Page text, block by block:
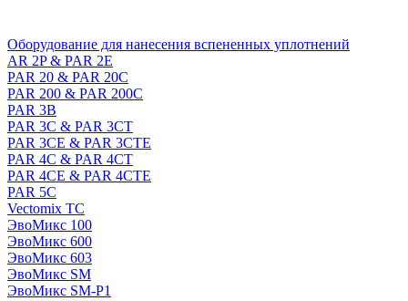
Оборудование для нанесения вспененных уплотнений
AR 2P & PAR 2E
PAR 20 & PAR 20C
PAR 200 & PAR 200C
PAR 3B
PAR 3C & PAR 3CT
PAR 3CE & PAR 3CTE
PAR 4C & PAR 4CT
PAR 4CE & PAR 4CTE
PAR 5C
Vectomix TC
ЭвоМикс 100
ЭвоМикс 600
ЭвоМикс 603
ЭвоМикс SM
ЭвоМикс SM-P1